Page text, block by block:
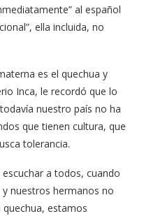
al español
ella incluida, no
es el quechua y
Inca, le recordó que lo
nuestro país no ha
que tienen cultura, que
tolerancia.
a todos, cuando
nuestros hermanos no
estamos